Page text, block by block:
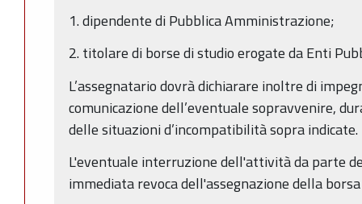
1. dipendente di Pubblica Amministrazione;
2. titolare di borse di studio erogate da Enti
L’assegnatario dovrà dichiarare inoltre di
comunicazione dell’eventuale sopravvenire,
delle situazioni d’incompatibilità sopra indicate.
L'eventuale interruzione dell'attività da parte
immediata revoca dell'assegnazione della